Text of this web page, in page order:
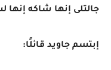
جالتلى إنها شاكه إنها
إبتسم جاويد قائلًا: